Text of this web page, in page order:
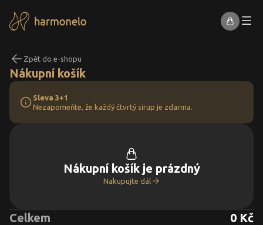
Zpět do e-shopu
Nákupní košík
Sleva 3+1
Nezapomeňte, že každý čtvrtý sirup je zdarma.
Nákupní košík je prázdný
Nakupujte dál
Celkem 0 Kč